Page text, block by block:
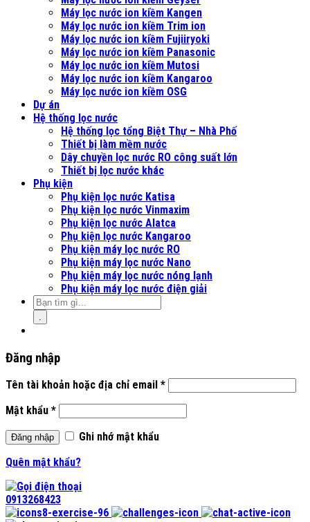
Máy lọc nước ion kiềm Kangen
Máy lọc nước ion kiềm Trim ion
Máy lọc nước ion kiềm Fujiiryoki
Máy lọc nước ion kiềm Panasonic
Máy lọc nước ion kiềm Mutosi
Máy lọc nước ion kiềm Kangaroo
Máy lọc nước ion kiềm OSG
Dự án
Hệ thống lọc nước
Hệ thống lọc tổng Biệt Thự – Nhà Phố
Thiết bị làm mềm nước
Dây chuyền lọc nước RO công suất lớn
Thiết bị lọc nước khác
Phụ kiện
Phụ kiện lọc nước Katisa
Phụ kiện lọc nước Vinmaxim
Phụ kiện lọc nước Alatca
Phụ kiện lọc nước Kangaroo
Phụ kiện máy lọc nước RO
Phụ kiện máy lọc nước Nano
Phụ kiện máy lọc nước nóng lạnh
Phụ kiện máy lọc nước điện giải
Đăng nhập
Tên tài khoản hoặc địa chỉ email *
Mật khẩu *
Đăng nhập
Ghi nhớ mật khẩu
Quên mật khẩu?
0913268423